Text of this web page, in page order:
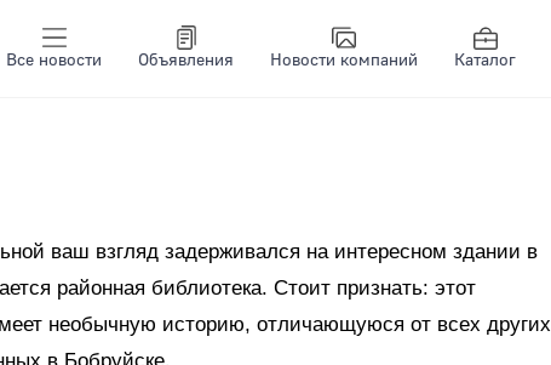
Все новости Объявления Новости компаний Каталог
ваш взгляд задерживался на интересном здании в
районная библиотека. Стоит признать: этот
необычную историю, отличающуюся от всех других